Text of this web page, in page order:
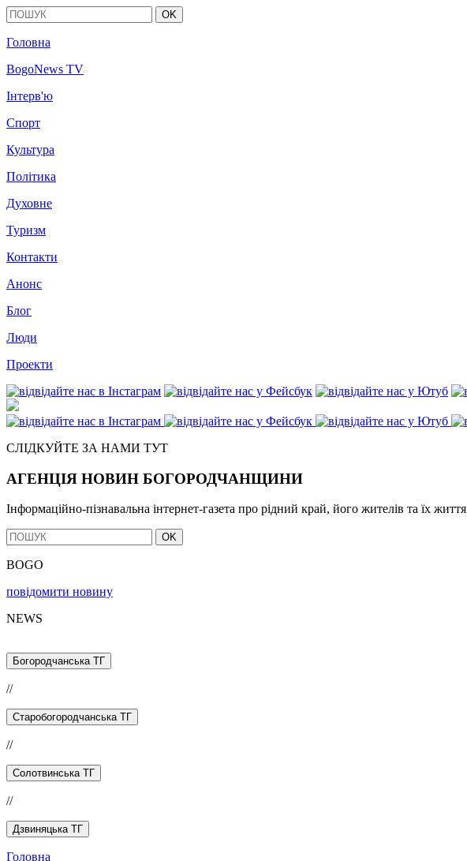
OK
Головна
BogoNews TV
Інтерв'ю
Спорт
Культура
Політика
Духовне
Туризм
Контакти
Анонс
Блог
Люди
Проекти
СЛІДКУЙТЕ ЗА НАМИ ТУТ
АГЕНЦІЯ НОВИН БОГОРОДЧАНЩИНИ
Інформаційно-пізнавальна інтернет-газета про рідний край, його жителів та їх життя
OK
BOGO
повідомити новину
NEWS
Богородчанська ТГ
//
Старобогородчанська ТГ
//
Солотвинська ТГ
//
Дзвиняцька ТГ
Головна